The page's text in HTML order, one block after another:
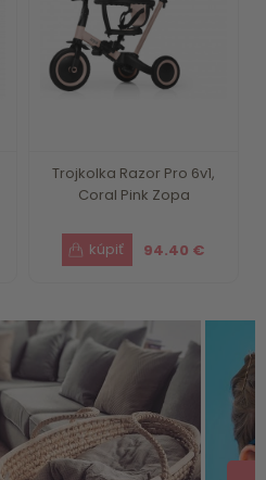
Trojkolka Razor Pro 6v1,
Coral Pink Zopa
94.40 €